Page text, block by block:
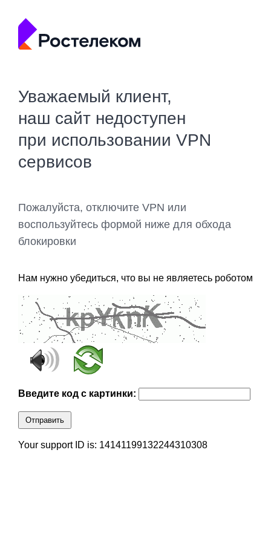
Уважаемый клиент,
наш сайт недоступен
при использовании VPN
сервисов
Пожалуйста, отключите VPN или
воспользуйтесь формой ниже для обхода
блокировки
Нам нужно убедиться, что вы не являетесь роботом
Введите код с картинки:
Отправить
Your support ID is: 14141199132244310308